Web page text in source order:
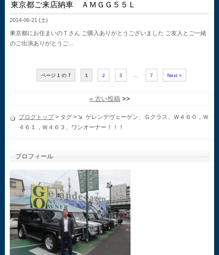
東京都ご来店納車 ＡＭＧＧ５５Ｌ
2014-06-21 (土)
東京都にお住まいのＴさん ご購入ありがとうございました ご友人とご一緒
のご出演ありがとうご...
ページ 1 の 7 1 2 3 7 Next »
« 古い投稿
ブログトップ> タグ >
ゲレンデヴェーゲン、Ｇクラス、Ｗ４６０，Ｗ
４６１，Ｗ４６３、ワンオーナー！！！
プロフィール